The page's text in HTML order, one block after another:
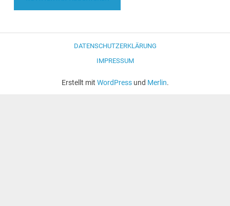
DATENSCHUTZERKLÄRUNG
IMPRESSUM
Erstellt mit WordPressund Merlin.